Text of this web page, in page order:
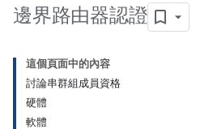
邊界路由器認證
這個頁面中的內容
討論串群組成員資格
硬體
軟體